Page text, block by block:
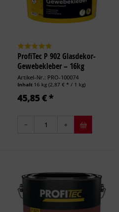
ProfiTec P 902 Glasdekor-
Gewebekleber – 16kg
Artikel-Nr.: PRO-100074
Inhalt 16 kg(2,87 € * / 1 kg)
45,85 € *